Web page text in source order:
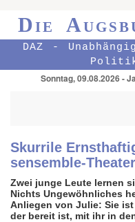
Die
DAZ -
Sonntag, 09.08.2026 -
Skurrile
sensemble-Theater
Zwei junge Leute lernen
Nichts Ungewöhnliches
Anliegen von Julie: Sie
der bereit ist, mit ihr in